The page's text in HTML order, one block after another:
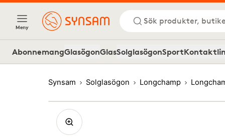
Meny
Sök produkter,
AbonnemangGlasögonGlasSolglasögonSport
Synsam Solglasögon Longchamp